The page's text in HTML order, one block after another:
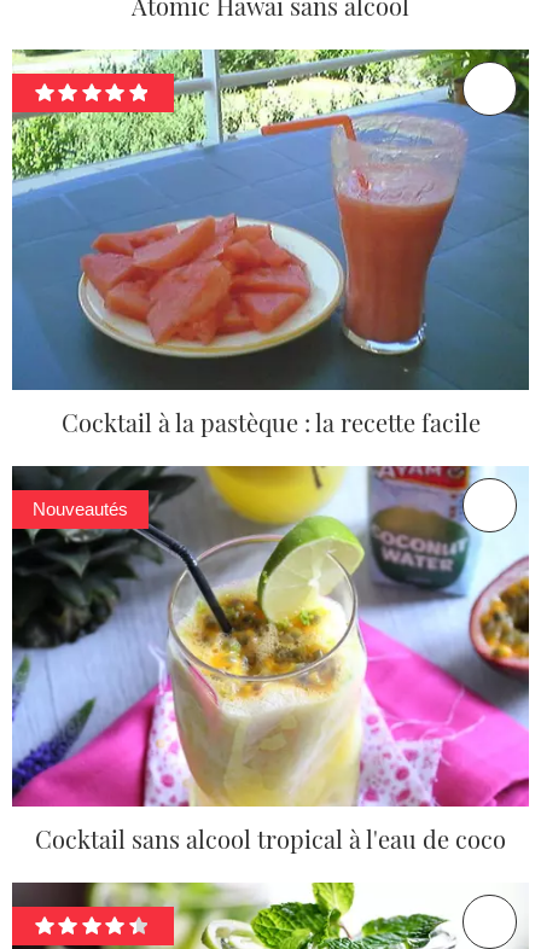
Cocktail à la pastèque : la recette facile
Nouveautés
Cocktail sans alcool tropical à l'eau de coco